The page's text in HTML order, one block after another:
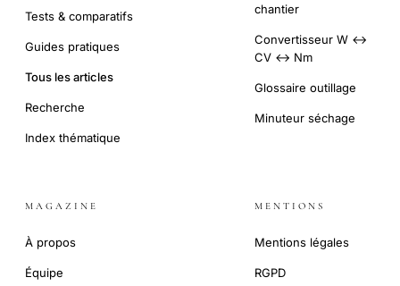
Tests & comparatifs
Guides pratiques
Tous les articles
Recherche
Index thématique
chantier
Convertisseur W ↔
CV ↔ Nm
Glossaire outillage
Minuteur séchage
MAGAZINE
À propos
Équipe
MENTIONS
Mentions légales
RGPD